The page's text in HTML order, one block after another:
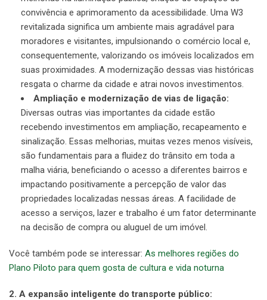
convivência e aprimoramento da acessibilidade. Uma W3
revitalizada significa um ambiente mais agradável para
moradores e visitantes, impulsionando o comércio local e,
consequentemente, valorizando os imóveis localizados em
suas proximidades. A modernização dessas vias históricas
resgata o charme da cidade e atrai novos investimentos.
Ampliação e modernização de vias de ligação:
Diversas outras vias importantes da cidade estão
recebendo investimentos em ampliação, recapeamento e
sinalização. Essas melhorias, muitas vezes menos visíveis,
são fundamentais para a fluidez do trânsito em toda a
malha viária, beneficiando o acesso a diferentes bairros e
impactando positivamente a percepção de valor das
propriedades localizadas nessas áreas. A facilidade de
acesso a serviços, lazer e trabalho é um fator determinante
na decisão de compra ou aluguel de um imóvel.
Você também pode se interessar: As melhores regiões do
Plano Piloto para quem gosta de cultura e vida noturna
2. A expansão inteligente do transporte público: